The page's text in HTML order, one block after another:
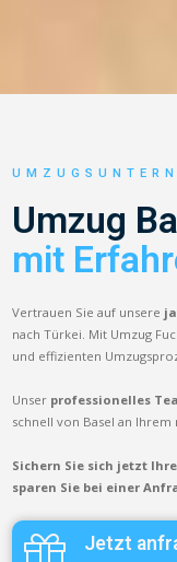
Umzug
mit
Vertrauen Sie auf unsere
nach Türkei. Mit Umzug
und effizienten
Unser professionelles
schnell von Basel an
Sichern Sie sich jetzt
sparen Sie bei einer
Jetzt